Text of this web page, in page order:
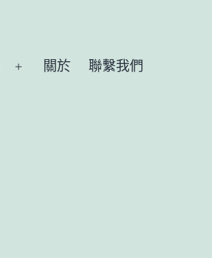
Open關於 聯繫我們